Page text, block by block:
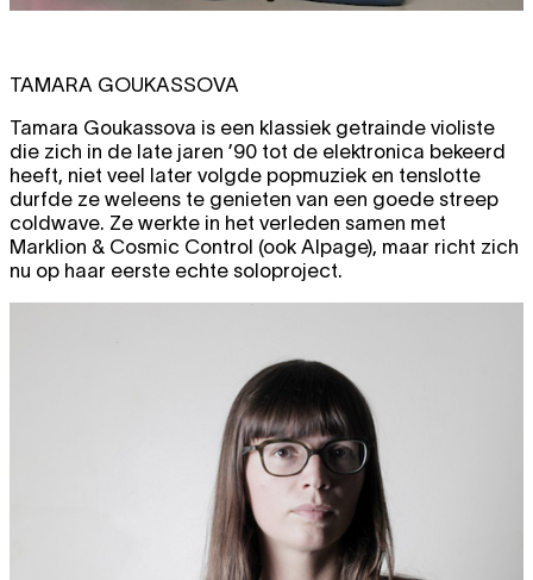
TAMARA GOUKASSOVA
Tamara Goukassova is een klassiek getrainde violiste
die zich in de late jaren ’90 tot de elektronica bekeerd
heeft, niet veel later volgde popmuziek en tenslotte
durfde ze weleens te genieten van een goede streep
coldwave. Ze werkte in het verleden samen met
Marklion & Cosmic Control (ook Alpage), maar richt zich
nu op haar eerste echte soloproject.